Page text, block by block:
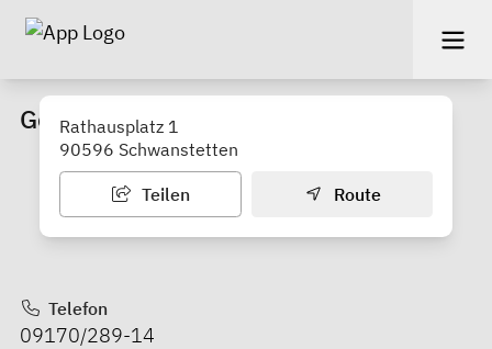
Gemeindebücherei Schwanstetten
Rathausplatz 1
90596 Schwanstetten
Teilen Route
Telefon
09170/289-14